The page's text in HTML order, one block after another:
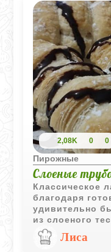
2,08K 0 0
Пирожные
Слоеные
Классическое
благодаря
удивительно
из слоеного
воздушным
идеальный
Лиса